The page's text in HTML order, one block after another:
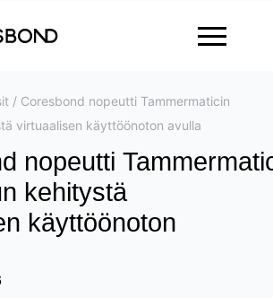
/ Coresbond nopeutti Tammermaticin
virtuaalisen käyttöönoton avulla
nopeutti
kehitystä
käyttöönoton